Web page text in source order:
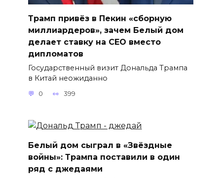
Трамп привёз в Пекин «сборную
миллиардеров», зачем Белый дом
делает ставку на CEO вместо
дипломатов
Государственный визит Дональда Трампа
в Китай неожиданно
0 399
Белый дом сыграл в «Звёздные
войны»: Трампа поставили в один
ряд с джедаями